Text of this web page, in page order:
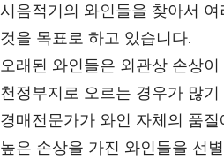
시음적기의 와인들을 찾아서
것을 목표로 하고 있습니다.
오래된 와인들은 외관상 손상이
천정부지로 오르는 경우가 많
경매전문가가 와인 자체의 품
높은 손상을 가진 와인들을 선